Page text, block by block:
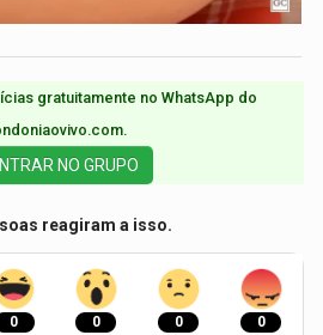
gratuitamente no WhatsApp do
NO GRUPO
reagiram a isso.
0 0 0 0